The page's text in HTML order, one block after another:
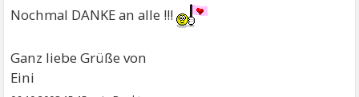
Nochmal DANKE an alle !!!
Ganz liebe Grüße von
Eini